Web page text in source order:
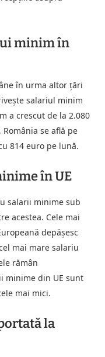
minim în
în urma altor țări
salariul minim
a crescut de la 2.080
se află pe
814 euro pe lună.
în UE
salarii minime sub
acestea. Cele mai
depășesc
mai mare salariu
rămân
minime din UE sunt
mai mici.
la